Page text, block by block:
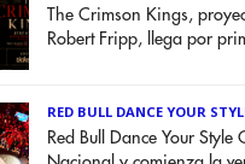
The Crimson Kings,
Robert Fripp, llega por
RED BULL DANCE YOUR
Red Bull Dance Your Style